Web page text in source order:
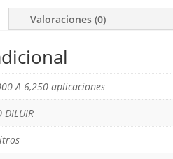
Valoraciones (0)
A 6,250 aplicaciones
DILUIR